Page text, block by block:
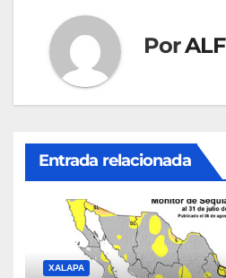
PorALF
Entrada relacionada
XALAPA